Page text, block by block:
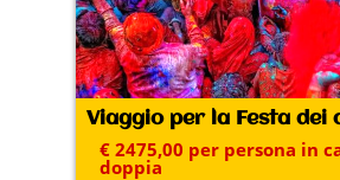
Viaggio per la Festa dei
€ 2475,00 per persona in
doppia